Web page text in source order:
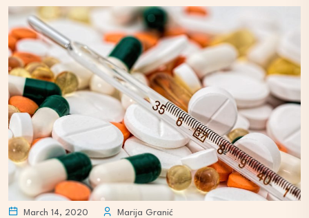
March 14, 2020
Marija Granić